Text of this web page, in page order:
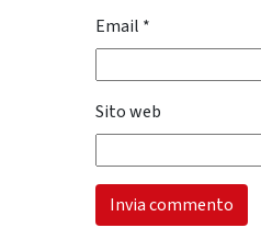
Email *
Sito web